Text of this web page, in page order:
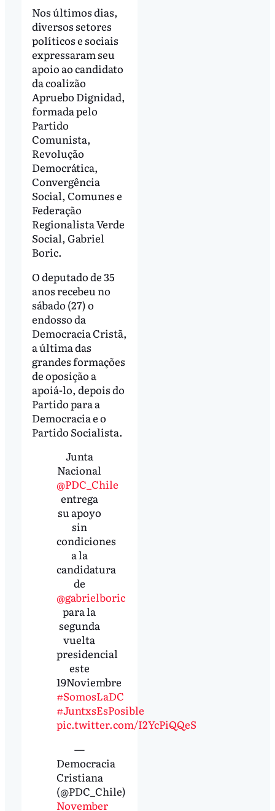
Nos últimos dias,
diversos setores
políticos e sociais
expressaram seu
apoio ao candidato
da coalizão
Apruebo Dignidad,
formada pelo
Partido
Comunista,
Revolução
Democrática,
Convergência
Social, Comunes e
Federação
Regionalista Verde
Social, Gabriel
Boric.
O deputado de 35
anos recebeu no
sábado (27) o
endosso da
Democracia Cristã,
a última das
grandes formações
de oposição a
apoiá-lo, depois do
Partido para a
Democracia e o
Partido Socialista.
Junta
Nacional
@PDC_Chile
entrega
su apoyo
sin
condiciones
a la
candidatura
de
@gabrielboric
para la
segunda
vuelta
presidencial
este
19Noviembre
#SomosLaDC
#JuntxsEsPosible
pic.twitter.com/I2YcPiQQeS
—
Democracia
Cristiana
(@PDC_Chile)
November